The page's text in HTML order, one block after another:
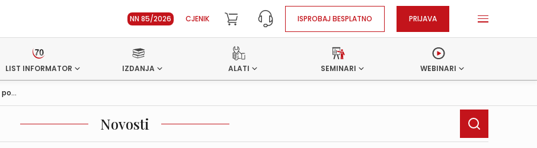
NN 85/2026 CJENIK ISPROBAJ BESPLATNO PRIJAVA
LIST INFORMATOR IZDANJA ALATI SEMINARI WEBINARI
Novosti